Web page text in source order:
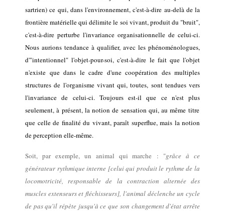
sartrien)ce qui, dans l'environnement, c'est-à-dire au-delà de la
frontière matérielle qui délimite le soi vivant, produit du "bruit",
c'est-à-dire perturbe l'invariance organisationnelle de celui-ci.
Nous aurions tendance à qualifier, avec les phénoménologues,
d'"intentionnel" l'objet-pour-soi, c'est-à-dire le fait que l'objet
n'existe que dans le cadre d'une coopération des multiples
structures de l'organisme vivant qui, toutes, sont tendues vers
l'invariance de celui-ci. Toujours est-il que ce n'est plus
seulement,à présent,la notion de sensation qui, au même titre
que celle de finalité du vivant, paraît superflue, mais la notion
de perception elle-même.
Soit, par exemple, un animal qui marche : "grâce à ce
générateur rythmique interne [celuiqui produit le rythme de la
locomotricité, responsable de la contraction alternée des
muscles extenseurs et fléchisseurs], l'animal déclenche un cycle
de pas qu'il répète jusqu'à ce que son changement d'état arrête